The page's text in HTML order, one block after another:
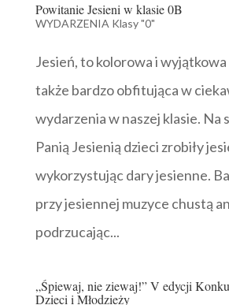
Powitanie Jesieni w klasie 0B
WYDARZENIA Klasy "0"
Jesień, to kolorowa i wyjątkowa
także bardzo obfitująca w
wydarzenia w naszej klasie. Na
Panią Jesienią dzieci zrobiły
wykorzystując dary jesienne.
przy jesiennej muzyce chustą
podrzucając...
„Śpiewaj, nie ziewaj!” V edycji
Dzieci i Młodzieży